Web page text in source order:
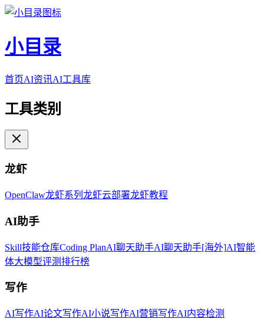
小目录
首页AI资讯AI工具库
工具类别
龙虾
OpenClaw龙虾系列 龙虾云部署龙虾教程
AI助手
Skill技能仓库Coding PlanAI聊天助手AI聊天助手[海外]AI智能
体大模型评测排行榜
写作
AI写作AI论文写作AI小说写作AI营销写作AI内容检测